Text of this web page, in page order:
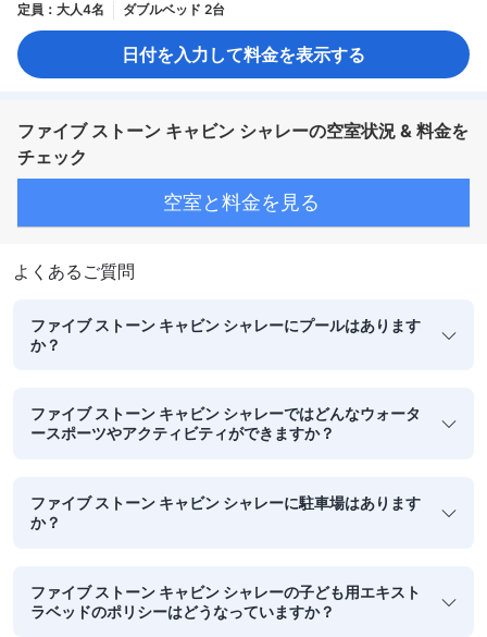
定員：大人4名 ダブルベッド 2台
日付を入力して料金を表示する
ファイブ ストーン キャビン シャレーの空室状況 & 料金を
チェック
空室と料金を見る
よくあるご質問
ファイブ ストーン キャビン シャレーにプールはあります
か？
ファイブ ストーン キャビン シャレーではどんなウォータ
ースポーツやアクティビティができますか？
ファイブ ストーン キャビン シャレーに駐車場はあります
か？
ファイブ ストーン キャビン シャレーの子ども用エキスト
ラベッドのポリシーはどうなっていますか？